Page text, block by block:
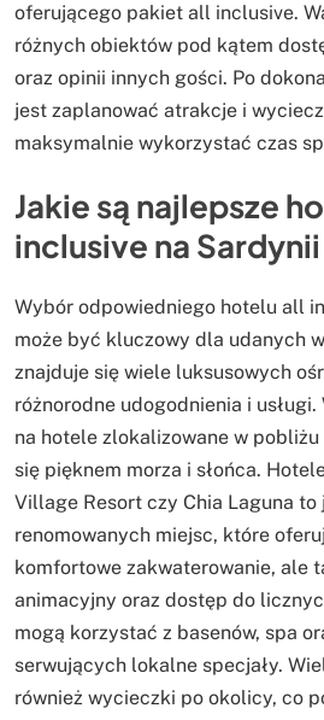
oferującego pakiet all inclusive.
różnych obiektów pod kątem
oraz opinii innych gości. Po
jest zaplanować atrakcje i
maksymalnie wykorzystać czas
Jakie są najlepsze
inclusive na Sardynii
Wybór odpowiedniego hotelu all
może być kluczowy dla udanych
znajduje się wiele luksusowych
różnorodne udogodnienia i
na hotele zlokalizowane w
się pięknem morza i słońca.
Village Resort czy Chia Laguna to
renomowanych miejsc, które
komfortowe zakwaterowanie, ale
animacyjny oraz dostęp do
mogą korzystać z basenów, spa
serwujących lokalne specjały.
również wycieczki po okolicy, co